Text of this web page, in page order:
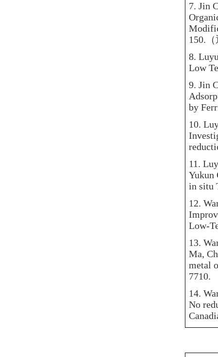
7. Jin
150.
8.
Low
9. Jin
by
10.
11.
Yukun
in situ
12.
Low-
13.
Ma,
metal
7710.
14.
No